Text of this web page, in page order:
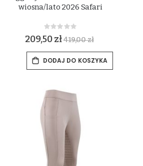
wiosna/lato 2026 Safari
Rating:
0%
209,50 zł419,00 zł
DODAJ DO KOSZYKA